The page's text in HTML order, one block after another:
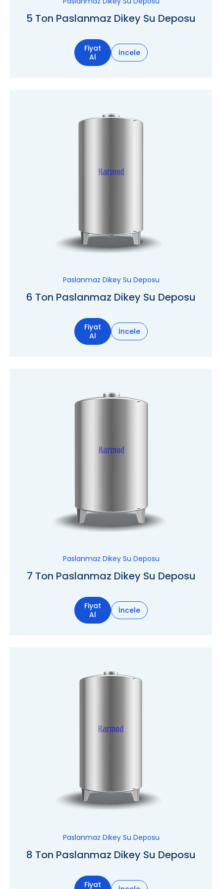
5 Ton Paslanmaz Dikey Su Deposu
Fiyat
Al
İncele
Paslanmaz Dikey Su Deposu
6 Ton Paslanmaz Dikey Su Deposu
Fiyat
Al
İncele
Paslanmaz Dikey Su Deposu
7 Ton Paslanmaz Dikey Su Deposu
Fiyat
Al
İncele
Paslanmaz Dikey Su Deposu
8 Ton Paslanmaz Dikey Su Deposu
Fiyat